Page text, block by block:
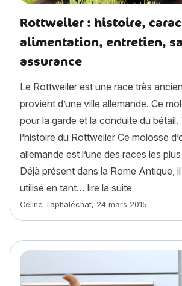
Rottweiler : histoire,
alimentation, entretien,
assurance
Le Rottweiler est une race très
provient d’une ville allemande. Ce
pour la garde et la conduite du
l’histoire du Rottweiler Ce molosse
allemande est l’une des races les
Déjà présent dans la Rome Antique,
utilisé en tant… lire la suite
Article rédigé par
Céline Taphaléchat, 24 mars 2015